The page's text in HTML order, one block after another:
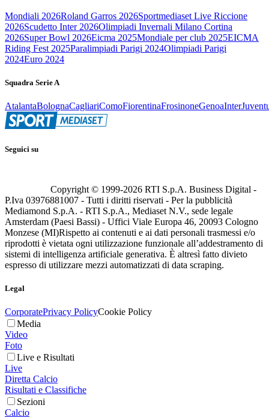
Mondiali 2026Roland Garros 2026Sportmediaset Live Riccione
2026Scudetto Inter 2026Olimpiadi Invernali Milano Cortina
2026Super Bowl 2026Eicma 2025Mondiale per club 2025EICMA
Riding Fest 2025Paralimpiadi Parigi 2024Olimpiadi Parigi
2024Euro 2024
Squadra Serie A
AtalantaBolognaCagliariComoFiorentinaFrosinoneGenoaInter
Seguici su
Copyright © 1999-2026 RTI S.p.A. Business Digital -
P.Iva 03976881007 - Tutti i diritti riservati - Per la pubblicità
Mediamond S.p.A. - RTI S.p.A., Mediaset N.V., sede legale
Amsterdam (Paesi Bassi) - Uffici Viale Europa 46, 20093 Cologno
Monzese (MI)Rispetto ai contenuti e ai dati personali trasmessi e/o
riprodotti è vietata ogni utilizzazione funzionale all’addestramento di
sistemi di intelligenza artificiale generativa. È altresì fatto divieto
espresso di utilizzare mezzi automatizzati di data scraping.
Legal
CorporatePrivacy PolicyCookie Policy
Media
Video
Foto
Live e Risultati
Live
Diretta Calcio
Risultati e Classifiche
Sezioni
Calcio